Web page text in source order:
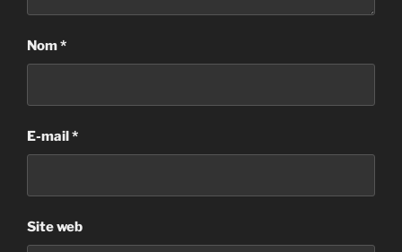
Nom*
E-mail*
Site web